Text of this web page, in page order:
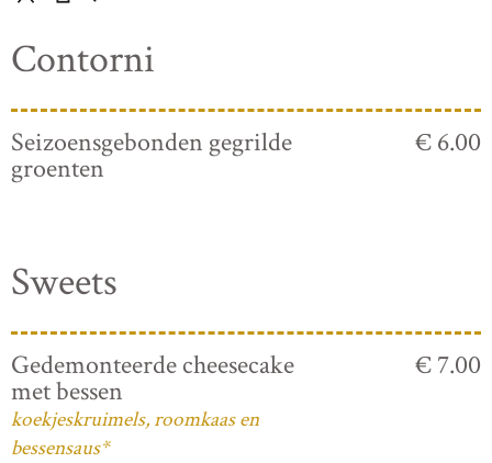
Contorni
Seizoensgebonden gegrilde
groenten
€ 6.00
Sweets
Gedemonteerde cheesecake
met bessen
koekjeskruimels, roomkaas en
bessensaus*
€ 7.00